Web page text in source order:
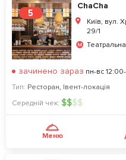
5
ChaCha
Київ, вул.
29/1
Театральна
зачинено зараз пн-вс
Тип: Ресторан, Івент-локація
Середній чек: $$$$
Меню